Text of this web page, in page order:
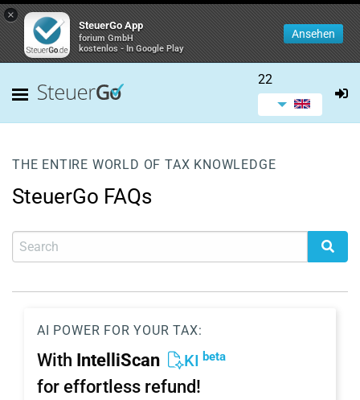
×
SteuerGo App
forium GmbH
kostenlos - In Google Play
Ansehen
22
THE ENTIRE WORLD OF TAX KNOWLEDGE
SteuerGo FAQs
AI POWER FOR YOUR TAX:
With IntelliScan KI beta
for effortless refund!